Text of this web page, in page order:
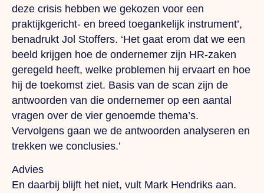
deze crisis hebben we gekozen voor een
praktijkgericht- en breed toegankelijk instrument’,
benadrukt Jol Stoffers. ‘Het gaat erom dat we een
beeld krijgen hoe de ondernemer zijn HR-zaken
geregeld heeft, welke problemen hij ervaart en hoe
hij de toekomst ziet. Basis van de scan zijn de
antwoorden van die ondernemer op een aantal
vragen over de vier genoemde thema’s.
Vervolgens gaan we de antwoorden analyseren en
trekken we conclusies.’
Advies
En daarbij blijft het niet, vult Mark Hendriks aan.